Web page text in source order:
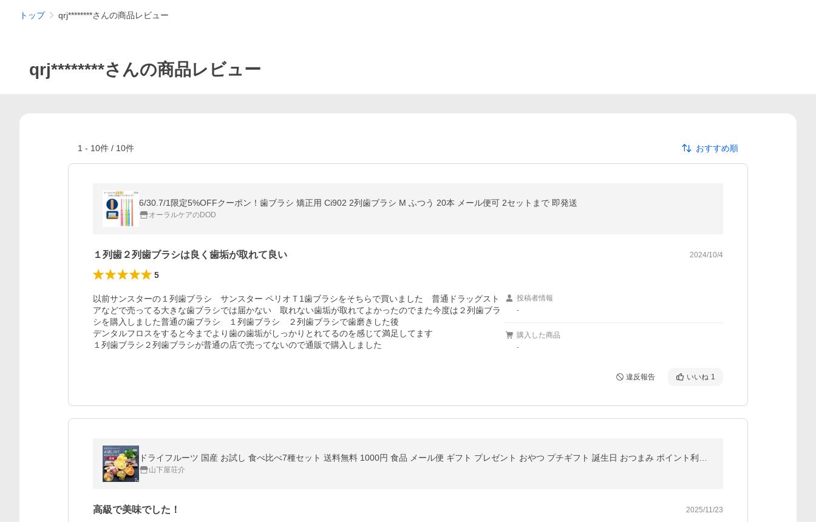
トップ qrj********さんの商品レビュー
qrj********さんの商品レビュー
1 - 10件 / 10件 おすすめ順
6/30.7/1限定5%OFFクーポン！歯ブラシ 矯正用 Ci902 2列歯ブラシ M ふつう 20本 メール便可 2セットまで 即発送
オーラルケアのDOD
１列歯２列歯ブラシは良く歯垢が取れて良い 2024/10/4
5
以前サンスターの１列歯ブラシ　サンスター ペリオＴ1歯ブラシをそちらで買いました　普通ドラッグスト
アなどで売ってる大きな歯ブラシでは届かない　取れない歯垢が取れてよかったのでまた今度は２列歯ブラ
シを購入しました普通の歯ブラシ　１列歯ブラシ　２列歯ブラシで歯磨きした後
デンタルフロスをすると今までより歯の歯垢がしっかりとれてるのを感じて満足してます
１列歯ブラシ２列歯ブラシが普通の店で売ってないので通販で購入しました
投稿者情報
-
購入した商品
-
違反報告 いいね 1
山下屋荘介
高級で美味でした！ 2025/11/23